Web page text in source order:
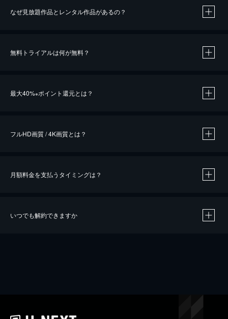
なぜ見放題作品とレンタル作品があるの？
無料トライアルは何が無料？
最大40%※ポイント還元とは？
※40％ポイント還元の対象は、クレジットカード決済による作品の購入 / レンタルです。
iOSアプリのUコイン決済による作品の購入 / レンタルは、20％のポイント還元です。
フルHD画質 / 4K画質とは？
月額料金を支払うタイミングは？
いつでも解約できますか